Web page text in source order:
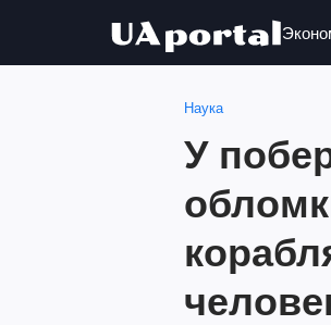
Наука
У